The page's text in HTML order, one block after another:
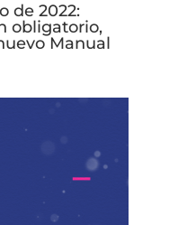
de 2022:
obligatorio,
Manual